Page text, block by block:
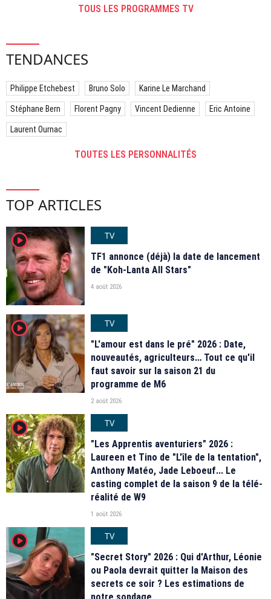
TOUS LES PROGRAMMES TV
TENDANCES
Philippe Etchebest Bruno Solo Karine Le Marchand
Stéphane Bern Florent Pagny Vincent Dedienne Eric Antoine
Laurent Ournac
TOUTES LES PERSONNALITÉS
TOP ARTICLES
player2
TV
TF1 annonce (déjà) la date de lancement
de "Koh-Lanta All Stars"
4 août 2026
player2
TV
"L'amour est dans le pré" 2026 : Date,
nouveautés, agriculteurs… Tout ce qu'il
faut savoir sur la saison 21 du
programme de M6
2 août 2026
player2
TV
"Les Apprentis aventuriers" 2026 :
Laureen et Tino de "L'île de la tentation",
Anthony Matéo, Jade Leboeuf... Le
casting complet de la saison 9 de la télé-
réalité de W9
1 août 2026
player2
TV
"Secret Story" 2026 : Qui d'Arthur, Léonie
ou Paola devrait quitter la Maison des
secrets ce soir ? Les estimations de